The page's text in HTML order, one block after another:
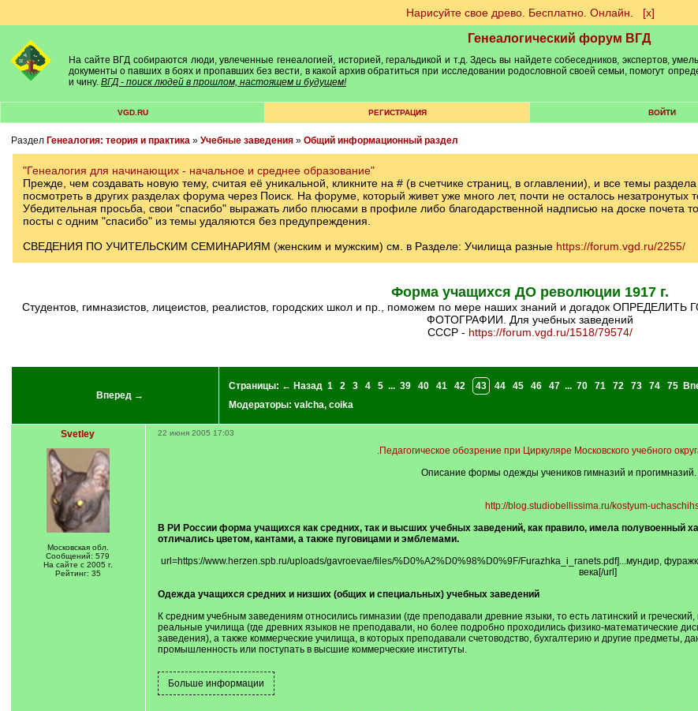
Нарисуйте свое древо. Бесплатно. Онлайн. [х]
Генеалогический форум ВГД
На сайте ВГД собираются люди, увлеченные генеалогией, историей, геральдикой и т.д. Здесь вы найдете собеседников, экспертов,
документы о павших в боях и пропавших без вести, в какой архив обратиться при исследовании родословной своей семьи, помогут
и чину. ВГД - поиск людей в прошлом, настоящем и будущем!
VGD.RU РЕГИСТРАЦИЯ ВОЙТИ
Раздел Генеалогия: теория и практика» Учебные заведения» Общий информационный раздел
"Генеалогия для начинающих - начальное и среднее образование"
Прежде, чем создавать новую тему, считая её уникальной, кликните на # (в счетчике страниц, в оглавлении), и все темы
посмотреть в других разделах форума через Поиск. На форуме, который живет уже много лет, почти не осталось незатронутых
Убедительная просьба, свои "спасибо" выражать либо плюсами в профиле либо благодарственной надписью на доске почета
посты с одним "спасибо" из темы удаляются без предупреждения.
СВЕДЕНИЯ ПО УЧИТЕЛЬСКИМ СЕМИНАРИЯМ (женским и мужским) см. в Разделе: Училища разные https://forum.vgd.ru/2255/
Форма учащихся ДО революции 1917 г.
студентов, гимназистов, лицеистов, реалистов, городских школ и пр., поможем по мере наших знаний и догадок ОПРЕДЕЛИТЬ ГОД И ТИП УЧЕБНОГО ЗАВЕДЕНИЯ, где учились ваши родные ПО
ФОТОГРАФИИ. Для учебных заведений
СССР - https://forum.vgd.ru/1518/79574/
Вперед →
Страницы: ← Назад 1 2 3 4 5 ... 39 40 41 42 43 44 45 46 47 ... 70 71 72 73 74 75
Модераторы: valcha, coika
Svetley
Московская обл.
Сообщений: 579
На сайте с 2005 г.
Рейтинг: 35
22 июня 2005 17:03
.Педагогическое обозрение при Циркуляре Московского учебного
Описание формы одежды учеников гимназий и прогимназий.
http://blog.studiobellissima.ru/kostyum-
В РИ России форма учащихся как средних, так и высших учебных заведений, как правило, имела полувоенный
отличались цветом, кантами, а также пуговицами и эмблемами.
url=https://www.herzen.spb.ru/uploads/gavroevae/files/%D0%A2%D0%98%D0%9F/Furazhka_i_ranets.pdf]...мундир,
века[/url]
Одежда учащихся средних и низших (общих и специальных) учебных заведений
К средним учебным заведениям относились гимназии (где преподавали древние языки, то есть латинский и
реальные училища (где древних языков не преподавали, но более подробно проходились физико-математические
заведения), а также коммерческие училища, в которых преподавали счетоводство, бухгалтерию и другие предметы,
промышленность или поступать в высшие коммерческие институты.